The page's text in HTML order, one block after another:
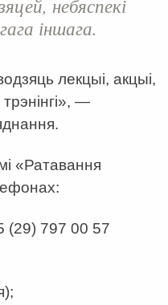
небяспекі
іншага.
лекцыі, акцыі,
—
«Ратавання
(29) 797 00 57